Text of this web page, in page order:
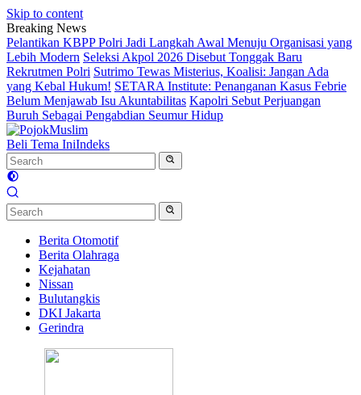
Skip to content
Breaking News
Pelantikan KBPP Polri Jadi Langkah Awal Menuju Organisasi yang
Lebih Modern Seleksi Akpol 2026 Disebut Tonggak Baru
Rekrutmen Polri Sutrimo Tewas Misterius, Koalisi: Jangan Ada
yang Kebal Hukum! SETARA Institute: Penanganan Kasus Febrie
Belum Menjawab Isu Akuntabilitas Kapolri Sebut Perjuangan
Buruh Sebagai Pengabdian Seumur Hidup
Beli Tema IniIndeks
Berita Otomotif
Berita Olahraga
Kejahatan
Nissan
Bulutangkis
DKI Jakarta
Gerindra